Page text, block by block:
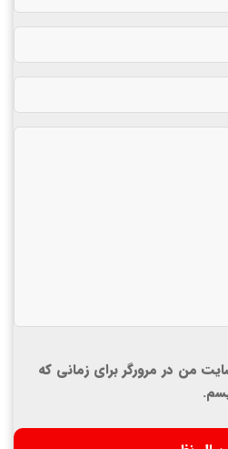
من در مرورگر برای زمانی که